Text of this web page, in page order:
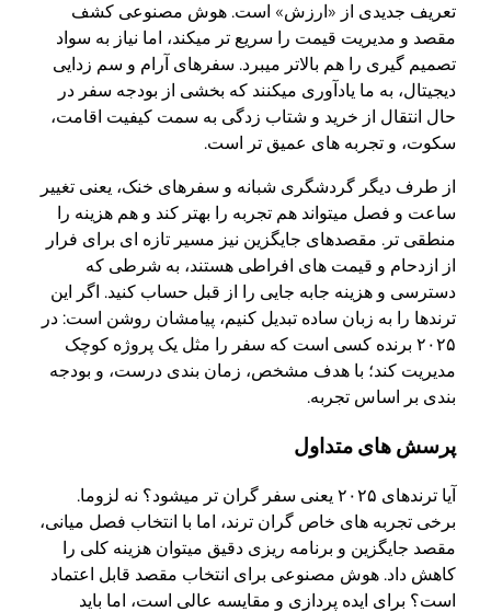
تعریف جدیدی از «ارزش» است. هوش مصنوعی کشف
مقصد و مدیریت قیمت را سریع تر میکند، اما نیاز به سواد
تصمیم گیری را هم بالاتر میبرد. سفرهای آرام و سم زدایی
دیجیتال، به ما یادآوری میکنند که بخشی از بودجه سفر در
حال انتقال از خرید و شتاب زدگی به سمت کیفیت اقامت،
سکوت، و تجربه های عمیق تر است.
از طرف دیگر گردشگری شبانه و سفرهای خنک، یعنی تغییر
ساعت و فصل میتواند هم تجربه را بهتر کند و هم هزینه را
منطقی تر. مقصدهای جایگزین نیز مسیر تازه ای برای فرار
از ازدحام و قیمت های افراطی هستند، به شرطی که
دسترسی و هزینه جابه جایی را از قبل حساب کنید. اگر این
ترندها را به زبان ساده تبدیل کنیم، پیامشان روشن است: در
۲۰۲۵ برنده کسی است که سفر را مثل یک پروژه کوچک
مدیریت کند؛ با هدف مشخص، زمان بندی درست، و بودجه
بندی بر اساس تجربه.
پرسش های متداول
آیا ترندهای ۲۰۲۵ یعنی سفر گران تر میشود؟ نه لزوما.
برخی تجربه های خاص گران ترند، اما با انتخاب فصل میانی،
مقصد جایگزین و برنامه ریزی دقیق میتوان هزینه کلی را
کاهش داد. هوش مصنوعی برای انتخاب مقصد قابل اعتماد
است؟ برای ایده پردازی و مقایسه عالی است، اما باید